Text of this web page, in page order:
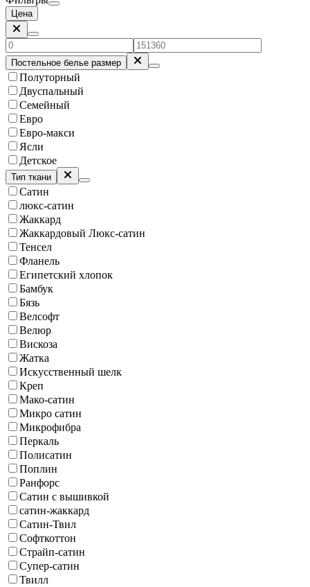
Цена
Постельное белье размер
Полуторный
Двуспальный
Семейный
Евро
Евро-макси
Ясли
Детское
Тип ткани
Сатин
люкс-сатин
Жаккард
Жаккардовый Люкс-сатин
Тенсел
Фланель
Египетский хлопок
Бамбук
Бязь
Велсофт
Велюр
Вискоза
Жатка
Искусственный шелк
Креп
Мако-сатин
Микро сатин
Микрофибра
Перкаль
Полисатин
Поплин
Ранфорс
Сатин с вышивкой
сатин-жаккард
Сатин-Твил
Софткоттон
Страйп-сатин
Супер-сатин
Твилл